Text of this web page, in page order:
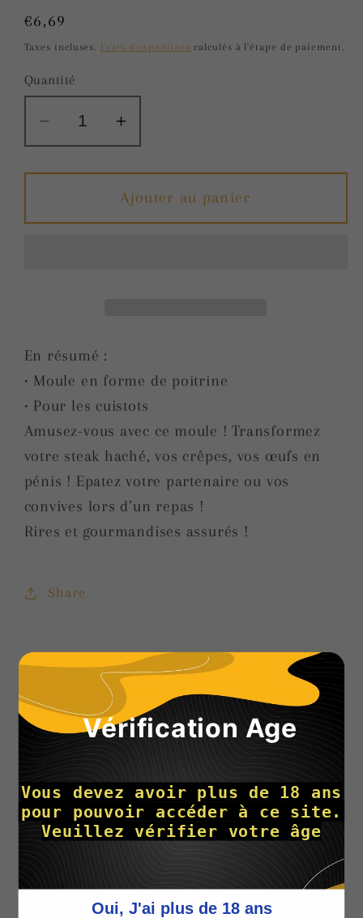
Prix
habituel
€6,69
Taxes incluses. Frais d'expédition calculés à l'étape de paiement.
Quantité
Réduire
la
quantité
Moule
Augmenter
la
quantité
de
Moule
Ajouter au panier
En résumé :
• Moule en forme de poitrine
• Pour les cuistots
Amusez-vous avec ce moule ! Transformez
votre steak haché, vos crêpes, vos œufs en
pénis ! Epatez votre partenaire ou vos
convives lors d’un repas !
Rires et gourmandises assurés !
Share
Paiement
sécurisé
Livraison
Colis discret
Avis des clients
Vérification Age
Vous devez avoir plus de 18 ans
pour pouvoir accéder à ce site.
Veuillez vérifier votre âge
Oui, J'ai plus de 18 ans